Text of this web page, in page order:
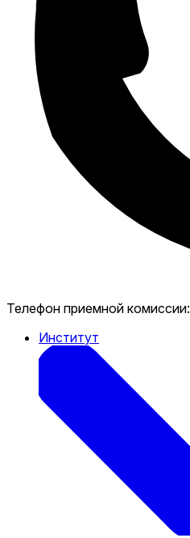
Телефон приемной комиссии:
Институт